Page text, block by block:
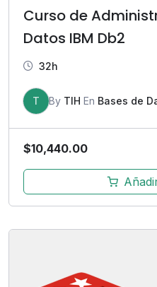
Curso de
Datos IBM Db2
32h
T By TIH En Bases de
$10,440.00